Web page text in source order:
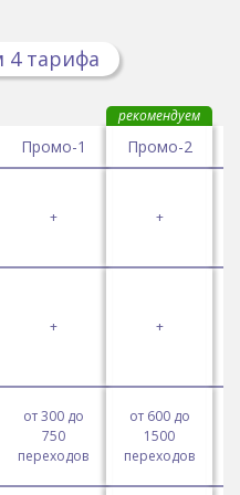
4 тарифа
Промо-1
рекомендуем
Промо-2
+ +
+ +
от 300 до
750
переходов
от 600 до
1500
переходов